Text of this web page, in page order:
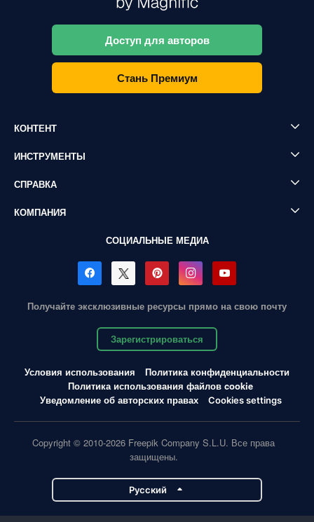
Доступ для авторов
Стань Премиум
КОНТЕНТ
ИНСТРУМЕНТЫ
СПРАВКА
КОМПАНИЯ
СОЦИАЛЬНЫЕ МЕДИА
Получайте эксклюзивные ресурсы прямо на свою почту
Зарегистрироваться
Условия использования
Политика конфиденциальности
Политика использования файлов cookie
Уведомление об авторских правах
Cookies settings
Copyright © 2010-2026 Freepik Company S.L.U. Все права
защищены.
Pусский